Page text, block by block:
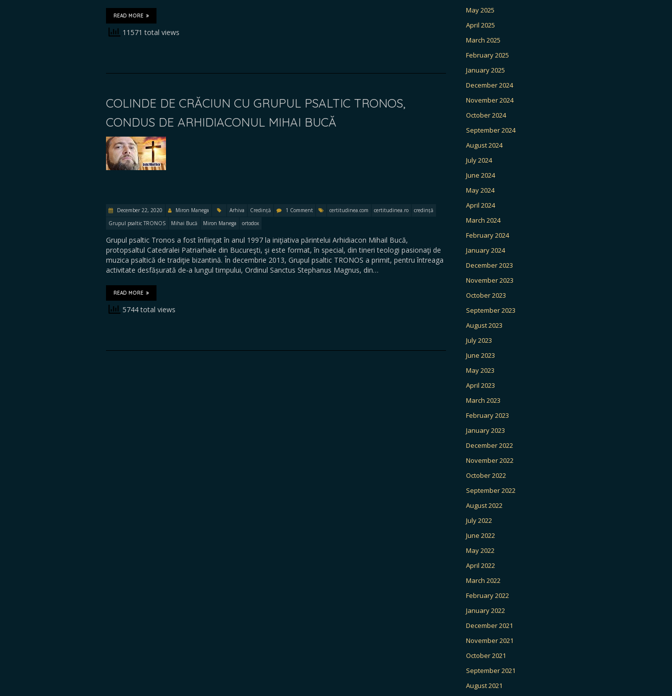
READ MORE
11571 total views
COLINDE DE CRĂCIUN CU GRUPUL PSALTIC TRONOS,
CONDUS DE ARHIDIACONUL MIHAI BUCĂ
December 22, 2020 Miron Manega Arhiva Credință 1 Comment certitudinea.com certitudinea.ro
credință
Grupul psaltic TRONOS
Mihai Bucă Miron Manega ortodox
Grupul psaltic Tronos a fost înfiinţat în anul 1997 la iniţiativa părintelui Arhidiacon Mihail Bucă,
protopsaltul Catedralei Patriarhale din Bucureşti, şi este format, în special, din tineri teologi pasionaţi de
muzica psaltică de tradiţie bizantină. În decembrie 2013, Grupul psaltic TRONOS a primit, pentru întreaga
activitate desfășurată de-a lungul timpului, Ordinul Sanctus Stephanus Magnus, din…
READ MORE
5744 total views
May 2025
April 2025
March 2025
February 2025
January 2025
December 2024
November 2024
October 2024
September 2024
August 2024
July 2024
June 2024
May 2024
April 2024
March 2024
February 2024
January 2024
December 2023
November 2023
October 2023
September 2023
August 2023
July 2023
June 2023
May 2023
April 2023
March 2023
February 2023
January 2023
December 2022
November 2022
October 2022
September 2022
August 2022
July 2022
June 2022
May 2022
April 2022
March 2022
February 2022
January 2022
December 2021
November 2021
October 2021
September 2021
August 2021